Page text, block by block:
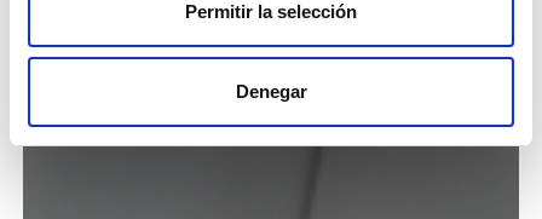
Permitir la selección
Denegar